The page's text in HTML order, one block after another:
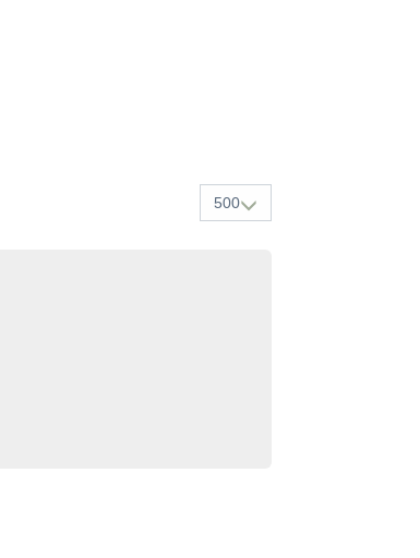
500